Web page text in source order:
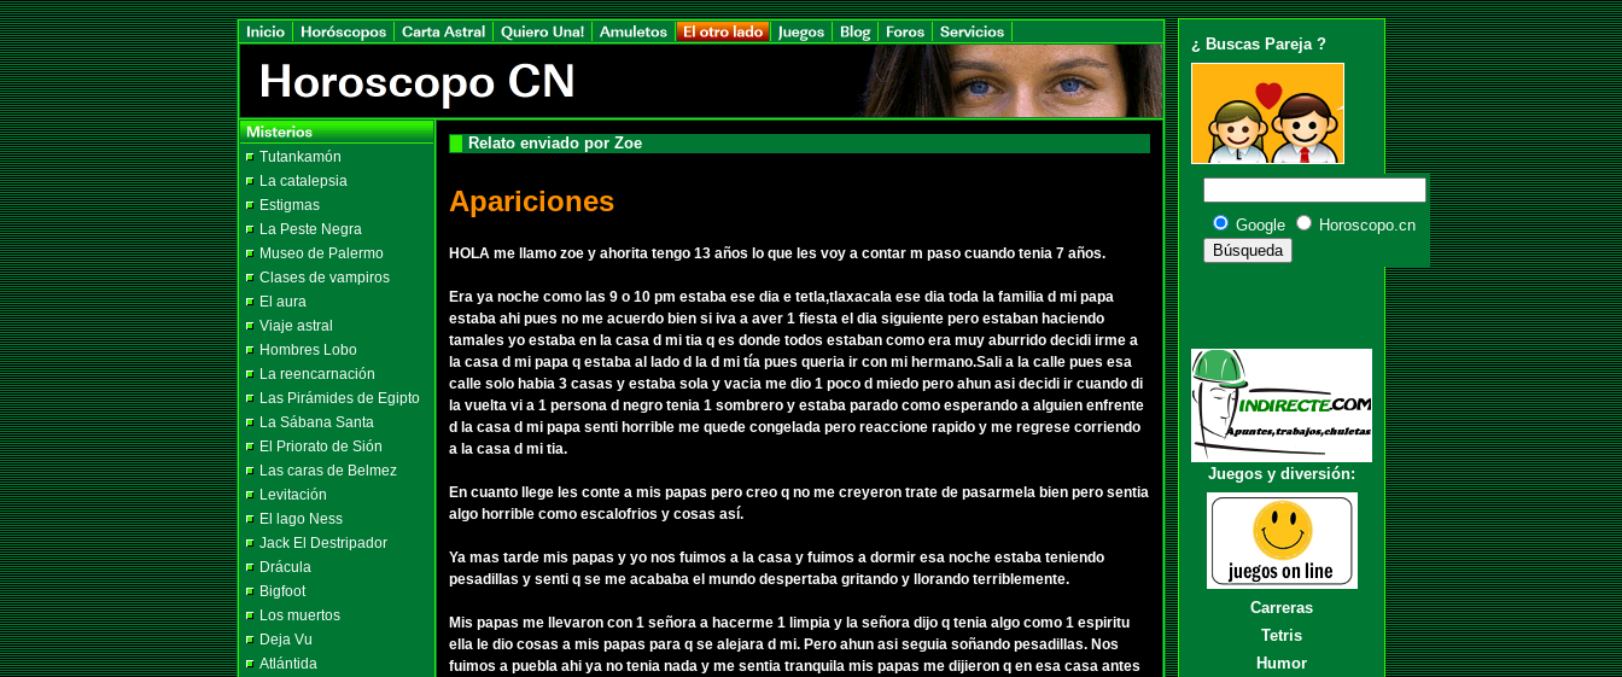
Tutankamón
La catalepsia
Estigmas
La Peste Negra
Museo de Palermo
Clases de vampiros
El aura
Viaje astral
Hombres Lobo
La reencarnación
Las Pirámides de Egipto
La Sábana Santa
El Priorato de Sión
Las caras de Belmez
Levitación
El lago Ness
Jack El Destripador
Drácula
Bigfoot
Los muertos
Deja Vu
Atlántida
Relato enviado por Zoe
Apariciones
HOLA me llamo zoe y ahorita tengo 13 años lo que les voy a contar m paso cuando tenia 7 años.
Era ya noche como las 9 o 10 pm estaba ese dia e tetla,tlaxacala ese dia toda la familia d mi papa
estaba ahi pues no me acuerdo bien si iva a aver 1 fiesta el dia siguiente pero estaban haciendo
tamales yo estaba en la casa d mi tia q es donde todos estaban como era muy aburrido decidi irme a
la casa d mi papa q estaba al lado d la d mi tía pues queria ir con mi hermano.Sali a la calle pues esa
calle solo habia 3 casas y estaba sola y vacia me dio 1 poco d miedo pero ahun asi decidi ir cuando di
la vuelta vi a 1 persona d negro tenia 1 sombrero y estaba parado como esperando a alguien enfrente
d la casa d mi papa senti horrible me quede congelada pero reaccione rapido y me regrese corriendo
a la casa d mi tia.
En cuanto llege les conte a mis papas pero creo q no me creyeron trate de pasarmela bien pero sentia
algo horrible como escalofrios y cosas así.
Ya mas tarde mis papas y yo nos fuimos a la casa y fuimos a dormir esa noche estaba teniendo
pesadillas y senti q se me acababa el mundo despertaba gritando y llorando terriblemente.
Mis papas me llevaron con 1 señora a hacerme 1 limpia y la señora dijo q tenia algo como 1 espiritu
ella le dio cosas a mis papas para q se alejara d mi. Pero ahun asi seguia soñando pesadillas. Nos
fuimos a puebla ahi ya no tenia nada y me sentia tranquila mis papas me dijieron q en esa casa antes
¿ Buscas Pareja ?
Google Horoscopo.cn
Juegos y diversión:
Carreras
Tetris
Humor